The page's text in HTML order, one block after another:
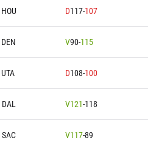
HOU D117-107
DEN V90-115
UTA D108-100
DAL V121-118
SAC V117-89